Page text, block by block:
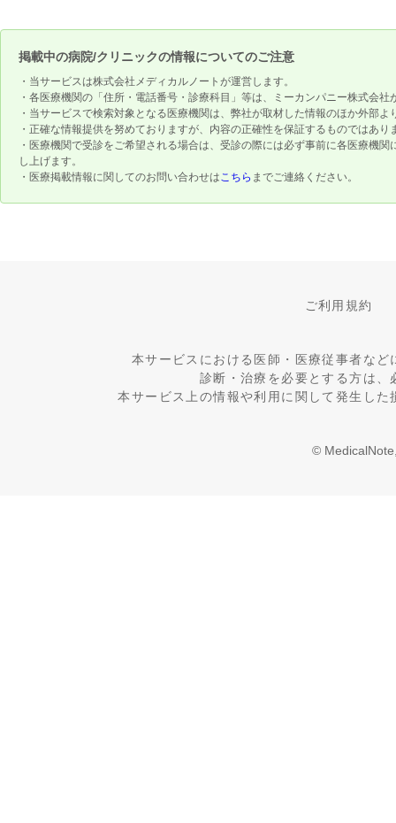
掲載中の病院/クリニックの情報についてのご注意
・当サービスは株式会社メディカルノートが運営します。
・各医療機関の「住所・電話番号・診療科目」等は、ミーカンパニー株式会
・当サービスで検索対象となる医療機関は、弊社が取材した情報のほか外部
・正確な情報提供を努めておりますが、内容の正確性を保証するものではあり
・医療機関で受診をご希望される場合は、受診の際には必ず事前に各医療機
し上げます。
・医療掲載情報に関してのお問い合わせはこちら までご連絡ください。
ご利用規約
本サービスにおける医師・医療従事者な
診断・治療を必要とする方は
本サービス上の情報や利用に関して発生し
©